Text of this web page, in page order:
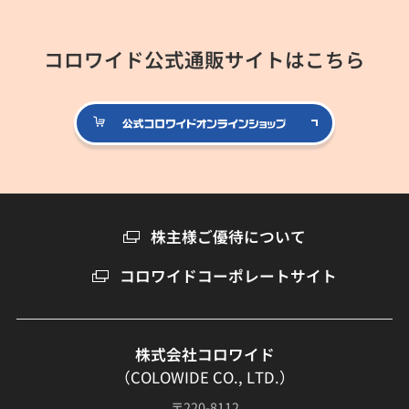
コロワイド公式通販サイトはこちら
公式コロ
株主様ご優待について
コロワイドコーポレートサイト
株式会社コロワイド
（COLOWIDE CO., LTD.）